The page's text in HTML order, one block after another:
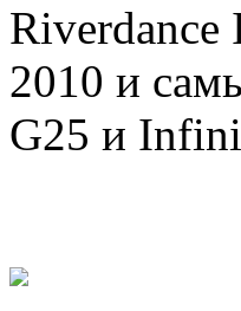
Riverdance
2010 и
G25 и